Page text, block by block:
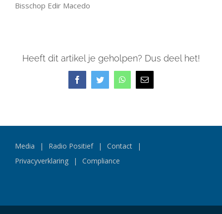
Bisschop Edir Macedo
Heeft dit artikel je geholpen? Dus deel het!
FacebookTwitterWhatsApp
E-
mail
Media Radio Positief
Contact
Privacyverklaring
Compliance